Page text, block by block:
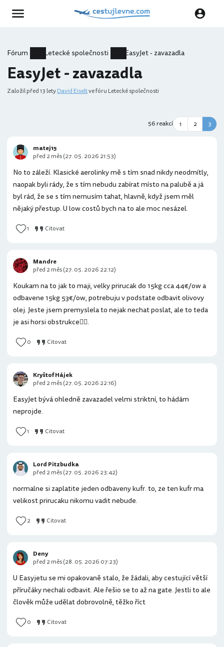
Fórum Letecké společnosti EasyJet - zavazadla
EasyJet - zavazadla
Založilpřed 13 letyDavid Eiseltve fóru Letecké společnosti
56 reakcí 1 2 3
No to záleží. Klasické aerolinky mě s tím snad nikdy neodmítly,
naopak byli rády, že s tím nebudu zabírat místo na palubě a já
byl rád, že se s tím nemusím tahat, hlavně, když jsem měl
nějaký přestup. U low costů bych na to ale moc nesázel.
1 Citovat
matej15
před 2 měs (27. 05. 2026 21:53)
Koukam na to jak to maji, velky prirucak do 15kg cca 44€/ow a
odbavene 15kg 53€/ow, potrebuju v podstate odbavit olivovy
olej. Jeste jsem premyslela to nejak nechat poslat, ale to teda
je asi horsi obstrukce🤦‍♀️.
0 Citovat
Mandre
před 2 měs (27. 05. 2026 22:12)
EasyJet bývá ohledně zavazadel velmi striktní, to hádám
neprojde.
1 Citovat
Kryštof Hájek
před 2 měs (27. 05. 2026 22:16)
normalne si zaplatite jeden odbaveny kufr. to, ze ten kufr ma
velikost prirucaku nikomu vadit nebude.
2 Citovat
Lord Pitzbudka
před 2 měs (27. 05. 2026 23:42)
U Easyjetu se mi opakovaně stalo, že žádali, aby cestující větší
příručáky nechali odbavit. Ale řešio se to až na gate. Jestli to ale
člověk může udělat dobrovolně, těžko říct
0 Citovat
Deny
před 2 měs (28. 05. 2026 07:23)